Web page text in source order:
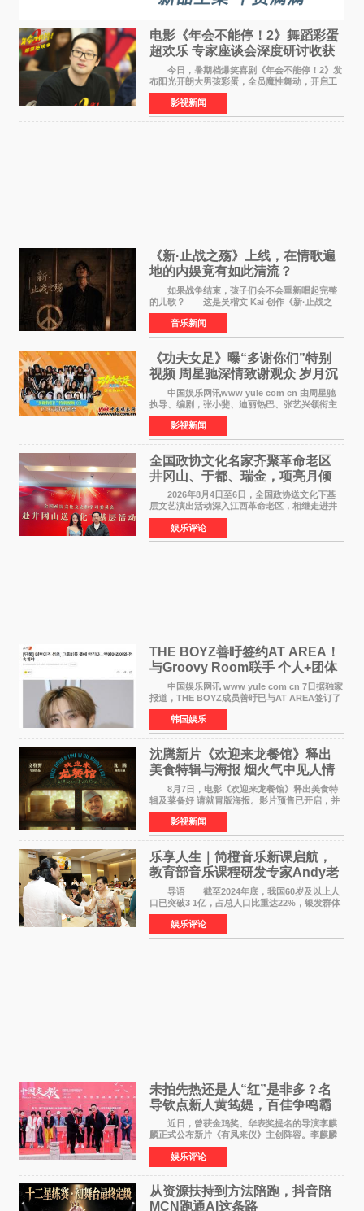
电影《年会不能停！2》舞蹈彩蛋
超欢乐 专家座谈会深度研讨收获
满满
今日，暑期档爆笑喜剧《年会不能停！2》发
布阳光开朗大男孩彩蛋，全员魔性舞动，开启工
位狂欢模式。影片于昨日同步举办专家座谈会，
导演董润年、总制片人应萝佳出席现场，与一众
业内、学界专家
影视新闻
《新·止战之殇》上线，在情歌遍
地的内娱竟有如此清流？
如果战争结束，孩子们会不会重新唱起完整
的儿歌？ 这是吴楷文 Kai 创作《新·止战之
殇》时最初的想法。 从伊朗相关冲突引发的
地区局势，到世界各地仍在发生的动荡与不安，
战争从来不只
音乐新闻
《功夫女足》曝“多谢你们”特别
视频 周星驰深情致谢观众 岁月沉
淀不灭初心
中国娱乐网讯www yule com cn 由周星驰
执导、编剧，张小斐、迪丽热巴、张艺兴领衔主
演，刘嘉玲、佐藤健特别出演，艾米、雪野、蔡
思贝、胡予安、倪好特别介绍的喜剧电影《功夫
女足》释出多谢你
影视新闻
全国政协文化名家齐聚革命老区
井冈山、于都、瑞金，项亮月倾
情献唱《桃花谣》致敬红色沃土
2026年8月4日至6日，全国政协送文化下基
层文艺演出活动深入江西革命老区，相继走进井
冈山、于都长征出发地、瑞金三地。由全国政协
文化文史和学习委员会副主任、甘肃省政协原主
席欧阳坚率团，一
娱乐评论
THE BOYZ善旴签约AT AREA！
与Groovy Room联手 个人+团体
活动并行
中国娱乐网讯 www yule com cn 7日据独家
报道，THE BOYZ成员善旴已与AT AREA签订了
专属合约。AT AREA是由知名制作人组合
Groovy Room创立的hip-hop厂牌，旗下拥有多
位实力派音乐人，在韩
韩国娱乐
沈腾新片《欢迎来龙餐馆》释出
美食特辑与海报 烟火气中见人情
温暖
8月7日，电影《欢迎来龙餐馆》释出美食特
辑及菜备好 请就胃版海报。影片预售已开启，并
将于8月8日至10日14:00-21:00举行全国超前点
映。电影《欢迎来龙餐馆》作为战争美食喜剧大
片，讲述了中国
影视新闻
乐享人生｜简橙音乐新课启航，
教育部音乐课程研发专家Andy老
师重磅入驻领航银龄琴声
导语 截至2024年底，我国60岁及以上人
口已突破3 1亿，占总人口比重达22%，银发群体
的精神文化需求日益凸显。2024年1月，国务院办
公厅印发《关于发展银发经济增进老年人福祉的
意见》——这是
娱乐评论
未拍先热还是人“红”是非多？名
导钦点新人黄筠媞，百佳争鸣霸
气回应
近日，曾获金鸡奖、华表奖提名的导演李麒
麟正式公布新片《有凤来仪》主创阵容。李麒麟
早年凭电影《华容道》获得金鸡奖、华表奖提
名，此后长期参与国内外电影制作，其担任制片
人参与的作品亦曾
娱乐评论
从资源扶持到方法陪跑，抖音陪
MCN跑通AI这条路